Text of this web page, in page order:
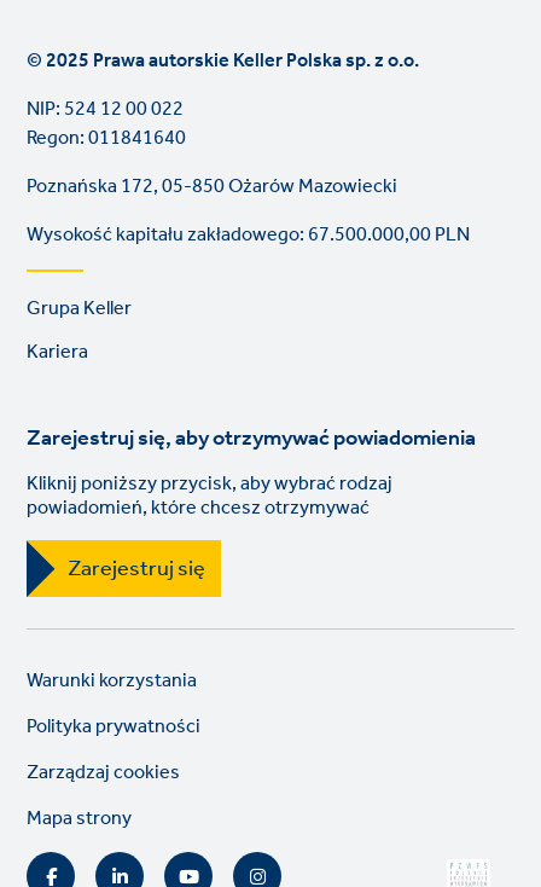
© 2025 Prawa autorskie Keller Polska sp. z o.o.
NIP: 524 12 00 022
Regon: 011841640
Poznańska 172, 05-850 Ożarów Mazowiecki
Wysokość kapitału zakładowego: 67.500.000,00 PLN
Footer
links
Grupa Keller
Kariera
Zarejestruj się, aby otrzymywać powiadomienia
Kliknij poniższy przycisk, aby wybrać rodzaj
powiadomień, które chcesz otrzymywać
Zarejestruj się
Legal
Warunki korzystania
Polityka prywatności
Zarządzaj cookies
Mapa strony